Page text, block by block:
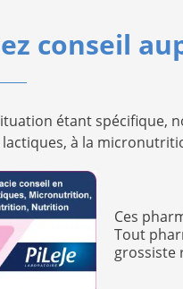
conseil
étant spécifique,
à la
Ces
Tout
grossiste